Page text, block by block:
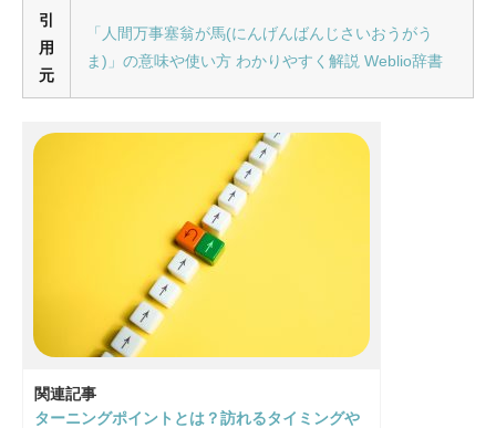
引
用
元
「人間万事塞翁が馬(にんげんばんじさいおうがう
ま)」の意味や使い方 わかりやすく解説 Weblio辞書
関連記事
ターニングポイントとは？訪れるタイミングや